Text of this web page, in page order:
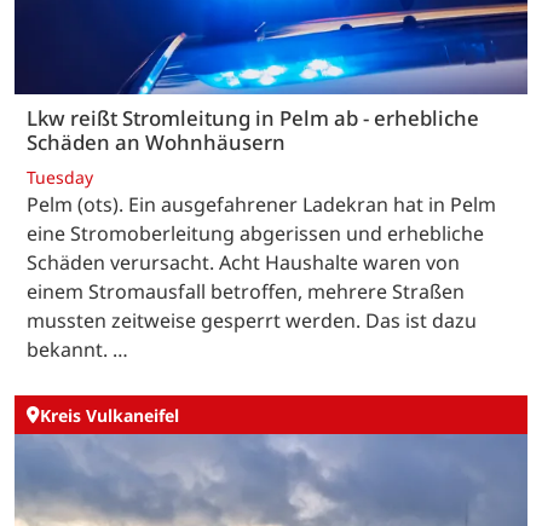
Lkw reißt Stromleitung in Pelm ab - erhebliche
Schäden an Wohnhäusern
Tuesday
Pelm (ots). Ein ausgefahrener Ladekran hat in Pelm
eine Stromoberleitung abgerissen und erhebliche
Schäden verursacht. Acht Haushalte waren von
einem Stromausfall betroffen, mehrere Straßen
mussten zeitweise gesperrt werden. Das ist dazu
bekannt. …
Kreis Vulkaneifel